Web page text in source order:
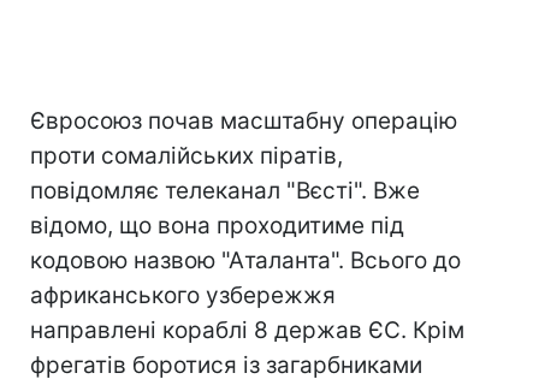
Євросоюз почав масштабну операцію
проти сомалійських піратів,
повідомляє телеканал "Вєсті". Вже
відомо, що вона проходитиме під
кодовою назвою "Аталанта". Всього до
африканського узбережжя
направлені кораблі 8 держав ЄС. Крім
фрегатів боротися із загарбниками